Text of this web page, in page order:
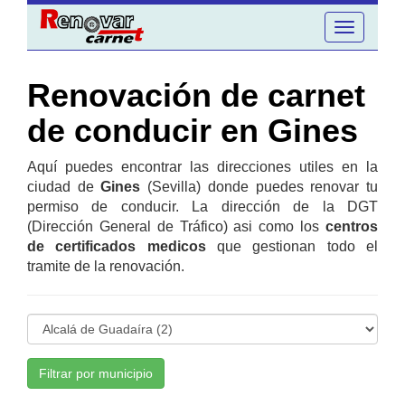
Toggle
navigation
Renovación de carnet
de conducir en Gines
Aquí puedes encontrar las direcciones utiles en la
ciudad deGines (Sevilla) donde puedes renovar tu
permiso de conducir. La dirección de la DGT
(Dirección General de Tráfico) asi como los centros
de certificados medicosque gestionan todo el
tramite de la renovación.
Filtrar por municipio